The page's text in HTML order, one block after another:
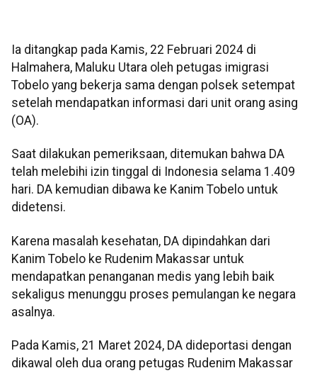
Ia ditangkap pada Kamis, 22 Februari 2024 di
Halmahera, Maluku Utara oleh petugas imigrasi
Tobelo yang bekerja sama dengan polsek setempat
setelah mendapatkan informasi dari unit orang asing
(OA).
Saat dilakukan pemeriksaan, ditemukan bahwa DA
telah melebihi izin tinggal di Indonesia selama 1.409
hari. DA kemudian dibawa ke Kanim Tobelo untuk
didetensi.
Karena masalah kesehatan, DA dipindahkan dari
Kanim Tobelo ke Rudenim Makassar untuk
mendapatkan penanganan medis yang lebih baik
sekaligus menunggu proses pemulangan ke negara
asalnya.
Pada Kamis, 21 Maret 2024, DA dideportasi dengan
dikawal oleh dua orang petugas Rudenim Makassar